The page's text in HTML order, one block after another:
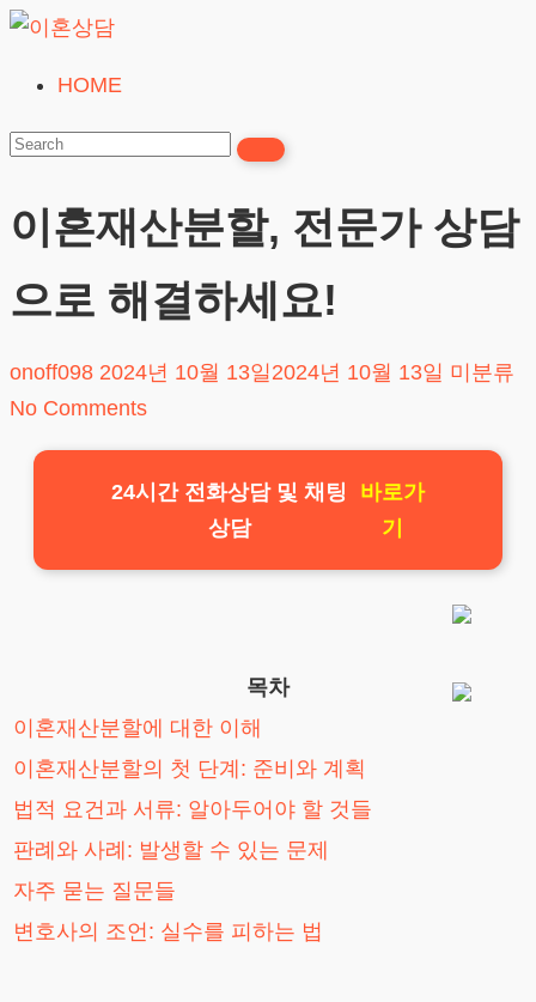
Skip
content
혼
담
HOME
이혼재산분할, 전문가 상담
으로 해결하세요!
onoff098 2024년 10월 13일 2024년 10월 13일 미분류
No Comments
24시간 전화상담 및 채팅
상담
바로가
기
목차
이혼재산분할에 대한 이해
이혼재산분할의 첫 단계: 준비와 계획
법적 요건과 서류: 알아두어야 할 것들
판례와 사례: 발생할 수 있는 문제
자주 묻는 질문들
변호사의 조언: 실수를 피하는 법